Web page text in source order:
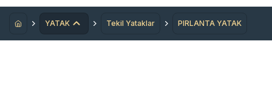
YATAK Tekil Yataklar PIRLANTA YATAK